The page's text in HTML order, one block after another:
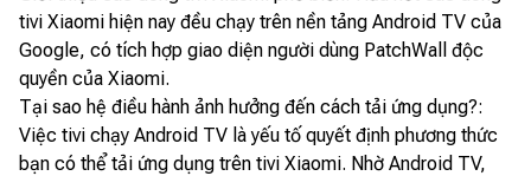
tivi Xiaomi hiện nay đều chạy trên nền tảng Android TV của
Google, có tích hợp giao diện người dùng PatchWall độc
quyền của Xiaomi.
Tại sao hệ điều hành ảnh hưởng đến cách tải ứng dụng?:
Việc tivi chạy Android TV là yếu tố quyết định phương thức
bạn có thể tải ứng dụng trên tivi Xiaomi. Nhờ Android TV,